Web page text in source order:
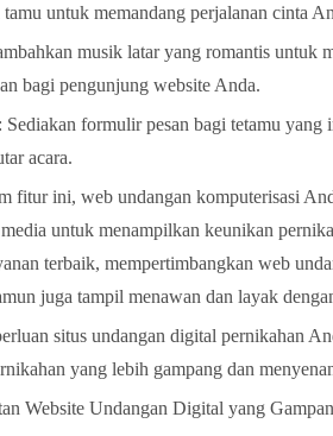
untuk memandang perjalanan cinta
musik latar yang romantis untuk
bagi pengunjung website Anda.
Sediakan formulir pesan bagi tetamu yang
acara.
fitur ini, web undangan komputerisasi
untuk menampilkan keunikan
terbaik, mempertimbangkan web
juga tampil menawan dan layak
situs undangan digital pernikahan
yang lebih gampang dan
Website Undangan Digital yang